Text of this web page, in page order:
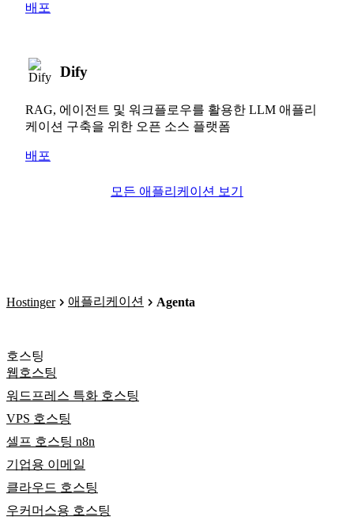
배포
Dify
RAG, 에이전트 및 워크플로우를 활용한 LLM 애플리
케이션 구축을 위한 오픈 소스 플랫폼
배포
모든 애플리케이션 보기
Hostinger 애플리케이션 Agenta
호스팅
웹호스팅
워드프레스 특화 호스팅
VPS 호스팅
셀프 호스팅 n8n
기업용 이메일
클라우드 호스팅
우커머스용 호스팅